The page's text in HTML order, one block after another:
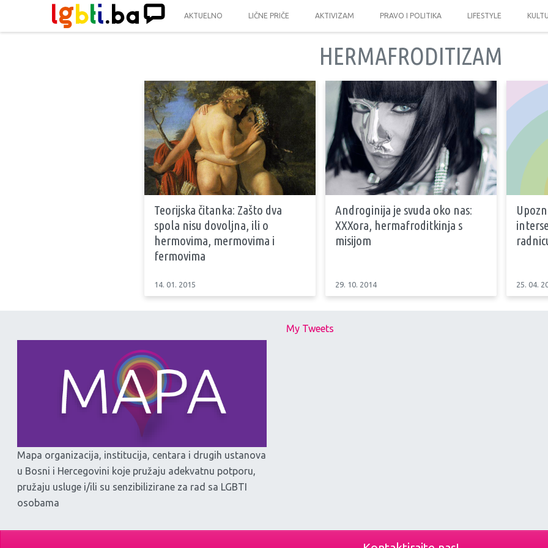
AKTUELNO LIČNE PRIČE AKTIVIZAM PRAVO I POLITIKA LIFESTYLE
HERMAFRODITIZAM
Teorijska čitanka: Zašto dva
spola nisu dovoljna, ili o
hermovima, mermovima i
fermovima
14. 01. 2015
Androginija je svuda oko nas:
XXXora, hermafroditkinja s
misijom
29. 10. 2014 25. 04.
Mapa organizacija, institucija, centara i drugih ustanova
u Bosni i Hercegovini koje pružaju adekvatnu potporu,
pružaju usluge i/ili su senzibilizirane za rad sa LGBTI
osobama
My Tweets